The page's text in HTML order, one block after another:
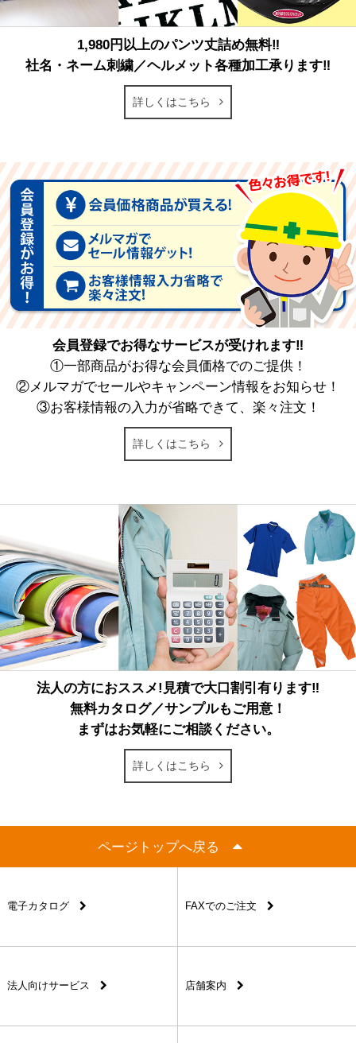
1,980円以上のパンツ丈詰め無料‼
社名・ネーム刺繍／ヘルメット各種加工承ります‼
詳しくはこちら
会員登録でお得なサービスが受けれます‼
①一部商品がお得な会員価格でのご提供！
②メルマガでセールやキャンペーン情報をお知らせ！
③お客様情報の入力が省略できて、楽々注文！
詳しくはこちら
法人の方におススメ!見積で大口割引有ります‼
無料カタログ／サンプルもご用意！
まずはお気軽にご相談ください。
詳しくはこちら
ページトップへ戻る
電子カタログ FAXでのご注文
法人向けサービス 店舗案内